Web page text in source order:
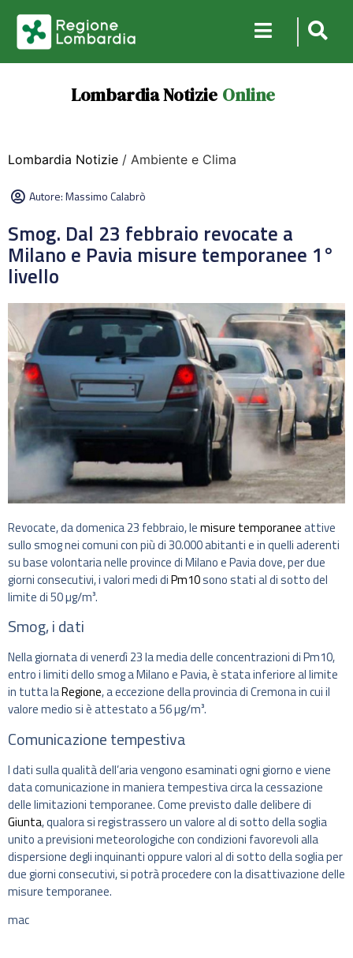
Lombardia Notizie Online
Lombardia Notizie / Ambiente e Clima
Autore:Massimo Calabrò
Smog. Dal 23 febbraio revocate a
Milano e Pavia misure temporanee 1°
livello
Revocate, da domenica 23 febbraio, lemisure temporaneeattive
sullo smog nei comuni con più di 30.000 abitanti e in quelli aderenti
su base volontaria nelle province di Milano e Pavia dove, per due
giorni consecutivi, i valori medi diPm10sono stati al di sotto del
limite di 50 µg/m³.
Smog, i dati
Nella giornata di venerdì 23 la media delle concentrazioni di Pm10,
entro i limiti dello smog a Milano e Pavia, è stata inferiore al limite
in tutta laRegione, a eccezione della provincia di Cremona in cui il
valore medio si è attestato a 56 µg/m³.
Comunicazione tempestiva
I dati sulla qualità dell’aria vengono esaminati ogni giorno e viene
data comunicazione in maniera tempestiva circa la cessazione
delle limitazioni temporanee. Come previsto dalle delibere di
Giunta, qualora si registrassero un valore al di sotto della soglia
unito a previsioni meteorologiche con condizioni favorevoli alla
dispersione degli inquinanti oppure valori al di sotto della soglia per
due giorni consecutivi, si potrà procedere con la disattivazione delle
misure temporanee.
mac